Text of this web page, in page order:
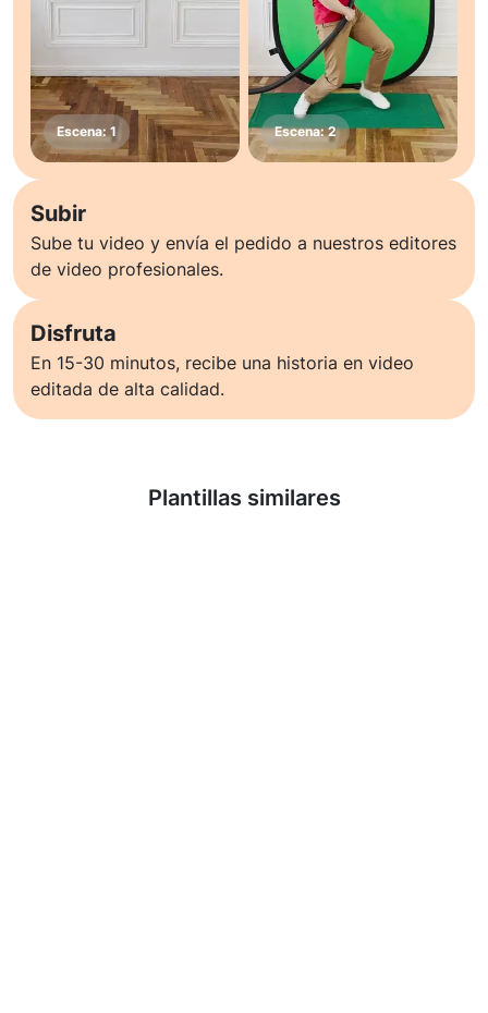
Subir
Sube tu video y envía el pedido a nuestros editores
de video profesionales.
Disfruta
En 15-30 minutos, recibe una historia en video
editada de alta calidad.
Plantillas similares
Saber más